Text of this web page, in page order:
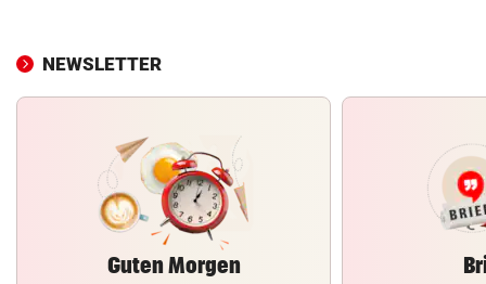
NEWSLETTER
Guten Morgen